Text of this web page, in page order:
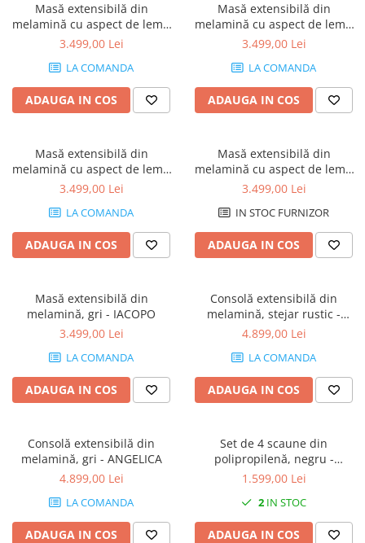
Masă extensibilă din
melamină cu aspect de lemn
de nuc - IACOPO
3.499,00 Lei
LA COMANDA
ADAUGA IN COS
Masă extensibilă din
melamină cu aspect de lemn
de stejar - IACOPO
3.499,00 Lei
LA COMANDA
ADAUGA IN COS
Masă extensibilă din
melamină cu aspect de lemn
de ulm perlat - IACOPO
3.499,00 Lei
LA COMANDA
ADAUGA IN COS
Masă extensibilă din
melamină cu aspect de lemn
de stejar rustic - IACOPO
3.499,00 Lei
IN STOC FURNIZOR
ADAUGA IN COS
Masă extensibilă din
melamină, gri - IACOPO
3.499,00 Lei
LA COMANDA
ADAUGA IN COS
Consolă extensibilă din
melamină, stejar rustic -
ANGELICA
4.899,00 Lei
LA COMANDA
ADAUGA IN COS
Consolă extensibilă din
melamină, gri - ANGELICA
4.899,00 Lei
LA COMANDA
ADAUGA IN COS
Set de 4 scaune din
polipropilenă, negru -
AMANDA
1.599,00 Lei
2 IN STOC
ADAUGA IN COS